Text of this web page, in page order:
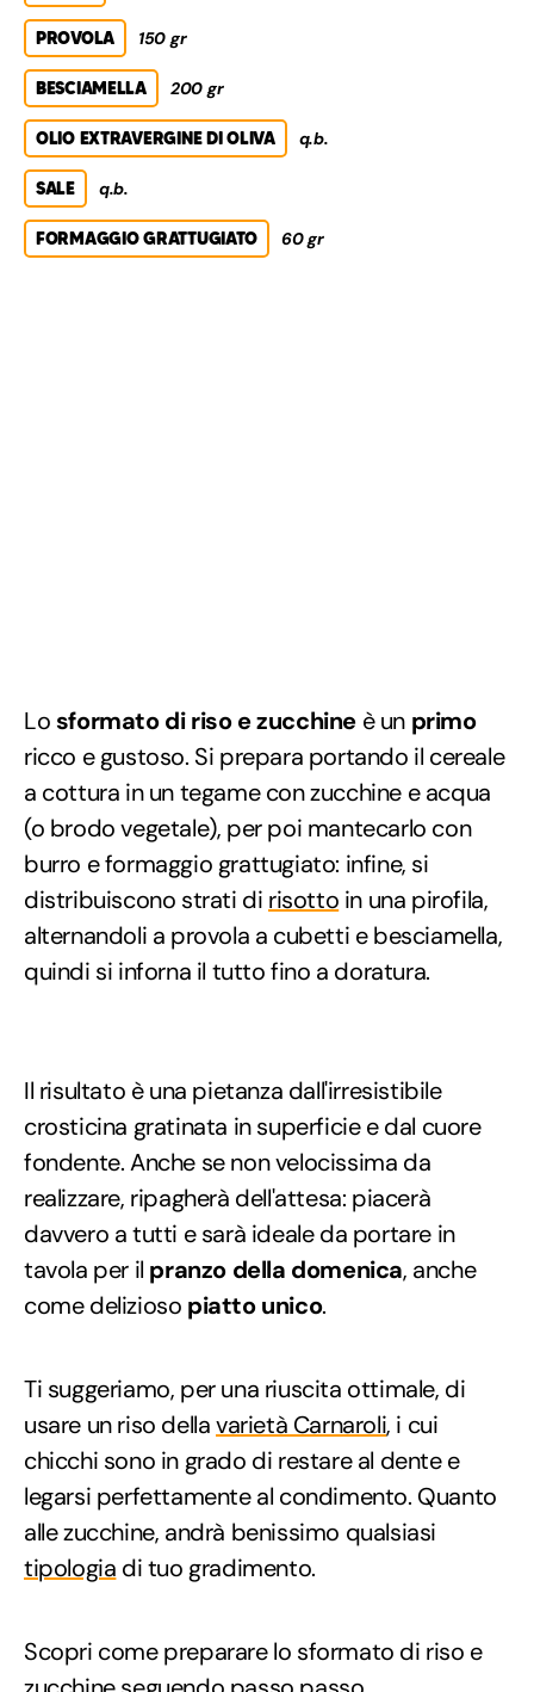
PROVOLA 150 gr
BESCIAMELLA 200 gr
OLIO EXTRAVERGINE DI OLIVA q.b.
SALE q.b.
FORMAGGIO GRATTUGIATO 60 gr
Lo sformato di riso e zucchine è un primo
ricco e gustoso. Si prepara portando il cereale
a cottura in un tegame con zucchine e acqua
(o brodo vegetale), per poi mantecarlo con
burro e formaggio grattugiato: infine, si
distribuiscono strati di risotto in una pirofila,
alternandoli a provola a cubetti e besciamella,
quindi si inforna il tutto fino a doratura.
Il risultato è una pietanza dall'irresistibile
crosticina gratinata in superficie e dal cuore
fondente. Anche se non velocissima da
realizzare, ripagherà dell'attesa: piacerà
davvero a tutti e sarà ideale da portare in
tavola per il pranzo della domenica, anche
come delizioso piatto unico.
Ti suggeriamo, per una riuscita ottimale, di
usare un riso dellavarietà Carnaroli, i cui
chicchi sono in grado di restare al dente e
legarsi perfettamente al condimento. Quanto
alle zucchine, andrà benissimo qualsiasi
tipologia di tuo gradimento.
Scopri come preparare lo sformato di riso e